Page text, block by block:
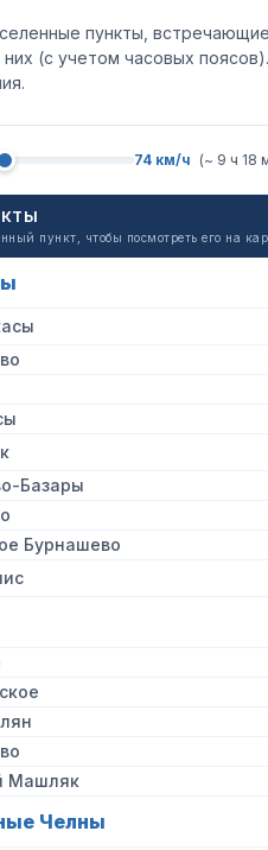
пункты,
(с учетом часовых
74 км/ч (~ 9 ч 18
пункт, чтобы посмотреть его на
Базары
Бурнашево
Машляк
Челны